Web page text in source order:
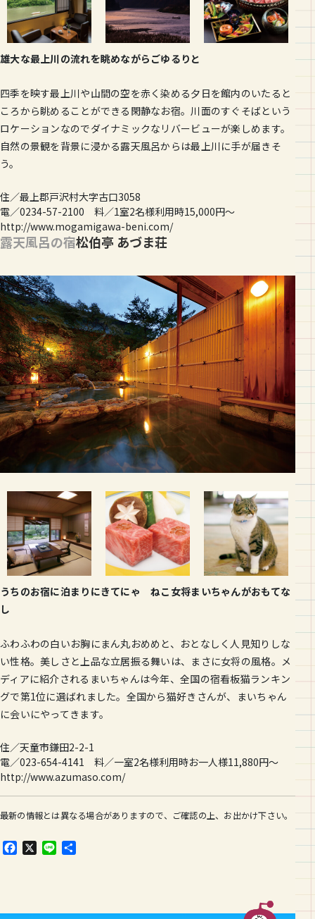
雄大な最上川の流れを眺めながらごゆるりと
四季を映す最上川や山間の空を赤く染める夕日を館内のいたると
ころから眺めることができる閑静なお宿。川面のすぐそばという
ロケーションなのでダイナミックなリバービューが楽しめます。
自然の景観を背景に浸かる露天風呂からは最上川に手が届きそ
う。
住／最上郡戸沢村大字古口3058
電／0234-57-2100 料／1室2名様利用時15,000円〜
http://www.mogamigawa-beni.com/
露天風呂の宿松伯亭 あづま荘
うちのお宿に泊まりにきてにゃ ねこ女将まいちゃんがおもてな
し
ふわふわの白いお胸にまん丸おめめと、おとなしく人見知りしな
い性格。美しさと上品な立居振る舞いは、まさに女将の風格。メ
ディアに紹介されるまいちゃんは今年、全国の宿看板猫ランキン
グで第1位に選ばれました。全国から猫好きさんが、まいちゃん
に会いにやってきます。
住／天童市鎌田2-2-1
電／023-654-4141 料／一室2名様利用時お一人様11,880円～
http://www.azumaso.com/
最新の情報とは異なる場合がありますので、ご確認の上、お出かけ下さい。
F
X
L